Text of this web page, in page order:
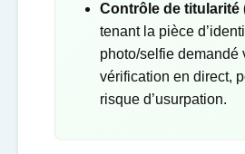
Contrôle de titularité
tenant la pièce
photo/selfie demandé
vérification en direct,
risque d’usurpation.